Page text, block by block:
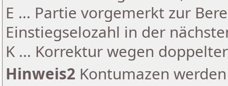
E ... Partie vorgemerkt zur
Einstiegselozahl in der
K ... Korrektur wegen
Hinweis2 Kontumazen